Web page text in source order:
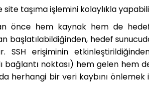
taşıma işlemini kolaylıkla
önce hem kaynak hem de hedef
başlatılabildiğinden, hedef
SSH erişiminin
bağlantı noktası) hem gelen hem
herhangi bir veri kaybını